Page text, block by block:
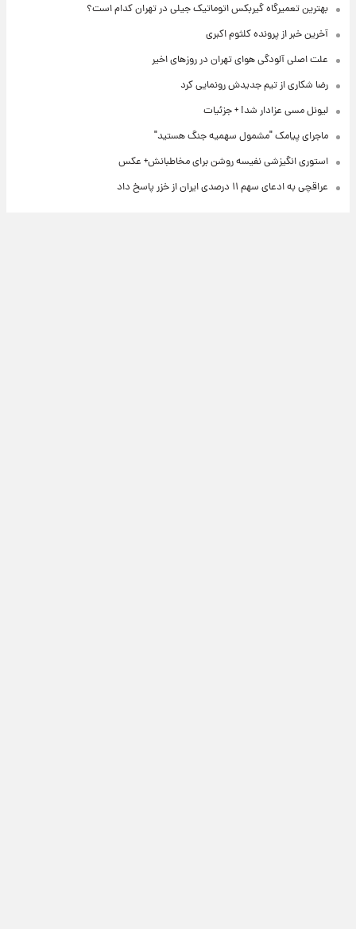
بهترین تعمیرگاه گیربکس اتوماتیک جیلی در تهران کدام است؟
آخرین خبر از پرونده کلثوم اکبری
علت اصلی آلودگی هوای تهران در روزهای اخیر
رضا شکاری از تیم جدیدش رونمایی کرد
لیونل مسی عزادار شد! + جزئیات
ماجرای پیامک "مشمول سهمیه جنگ هستید"
استوری انگیزشی نفیسه روشن برای مخاطبانش+ عکس
عراقچی به ادعای سهم ۱۱ درصدی ایران از خزر پاسخ داد